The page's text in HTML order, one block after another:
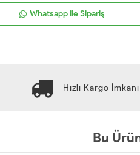
Whatsapp ile Sipariş
Hızlı Kargo İmkanı
Bu